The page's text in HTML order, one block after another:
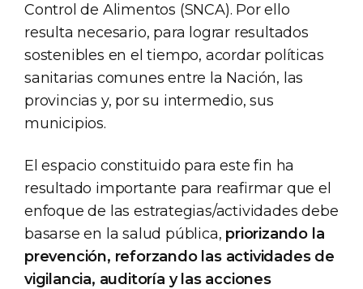
Control de Alimentos (SNCA). Por ello
resulta necesario, para lograr resultados
sostenibles en el tiempo, acordar políticas
sanitarias comunes entre la Nación, las
provincias y, por su intermedio, sus
municipios.
El espacio constituido para este fin ha
resultado importante para reafirmar que el
enfoque de las estrategias/actividades debe
basarse en la salud pública, priorizando la
prevención, reforzando las actividades de
vigilancia, auditoría y las acciones